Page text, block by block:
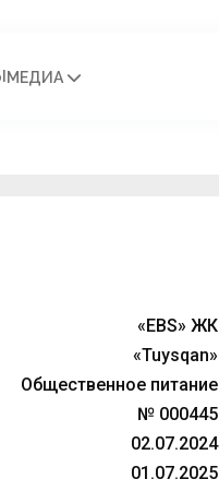
МЕДИА
«EBS» ЖК
«Tuysqan»
Общественное питание
№ 000445
02.07.2024
01.07.2025